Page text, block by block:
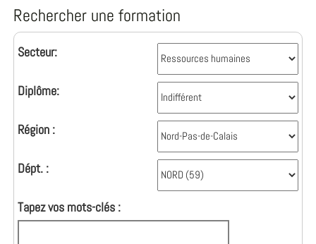
Rechercher une formation
Secteur:
Diplôme:
Région :
Dépt. :
Tapez vos mots-clés :